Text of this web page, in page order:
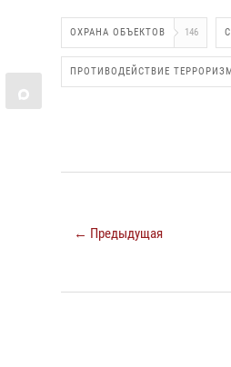
ОХРАНА ОБЪЕКТОВ 146
ПРОТИВОДЕЙСТВИЕ
← Предыдущая